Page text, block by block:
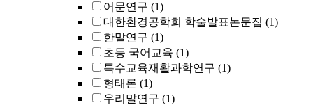
어문연구 (1)
대한환경공학회 학술발표논문집 (1)
한말연구 (1)
초등 국어교육 (1)
특수교육재활과학연구 (1)
형태론 (1)
우리말연구 (1)